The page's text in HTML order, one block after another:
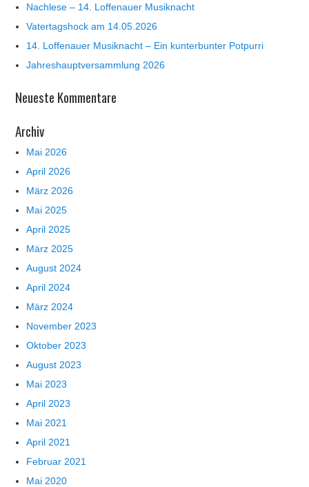
Nachlese – 14. Loffenauer Musiknacht
Vatertagshock am 14.05.2026
14. Loffenauer Musiknacht – Ein kunterbunter Potpurri
Jahreshauptversammlung 2026
Neueste Kommentare
Archiv
Mai 2026
April 2026
März 2026
Mai 2025
April 2025
März 2025
August 2024
April 2024
März 2024
November 2023
Oktober 2023
August 2023
Mai 2023
April 2023
Mai 2021
April 2021
Februar 2021
Mai 2020